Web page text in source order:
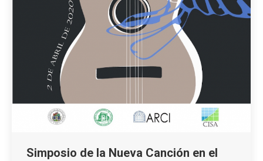
Simposio de la Nueva Canción en el